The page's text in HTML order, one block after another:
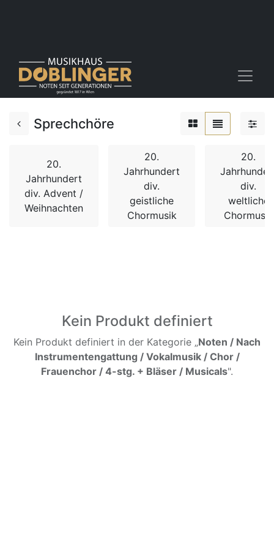
Sprechchöre
20.
Jahrhundert
div. Advent /
Weihnachten
20.
Jahrhundert
div.
geistliche
Chormusik
20.
div.
weltliche
Chormusik
Kein Produkt definiert
Kein Produkt definiert in der Kategorie „Noten / Nach
Instrumentengattung / Vokalmusik / Chor /
Frauenchor / 4-stg. + Bläser / Musicals".